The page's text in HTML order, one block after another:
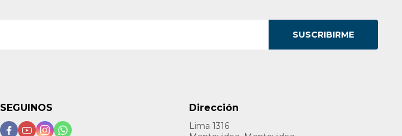
SUSCRIBIRME
Dirección
Lima 1316
SEGUINOS
   